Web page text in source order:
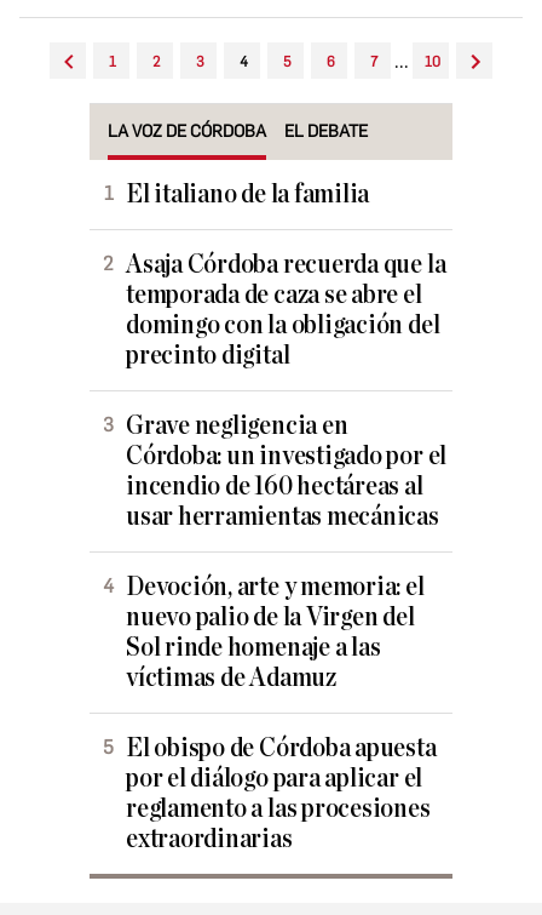
1 2 3 4 5 6 7 ... 10
LA VOZ DE CÓRDOBA EL DEBATE
El italiano de la familia
Asaja Córdoba recuerda que la
temporada de caza se abre el
domingo con la obligación del
precinto digital
Grave negligencia en
Córdoba: un investigado por el
incendio de 160 hectáreas al
usar herramientas mecánicas
Devoción, arte y memoria: el
nuevo palio de la Virgen del
Sol rinde homenaje a las
víctimas de Adamuz
El obispo de Córdoba apuesta
por el diálogo para aplicar el
reglamento a las procesiones
extraordinarias